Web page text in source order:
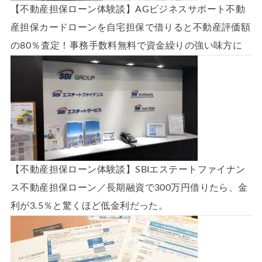
【不動産担保ローン体験談】AGビジネスサポート不動
産担保カードローンを自宅担保で借りると不動産評価額
の80％査定！事務手数料無料で資金繰りの強い味方に
【不動産担保ローン体験談】SBIエステートファイナン
ス不動産担保ローン／長期融資で300万円借りたら、金
利が3.5％と驚くほど低金利だった。